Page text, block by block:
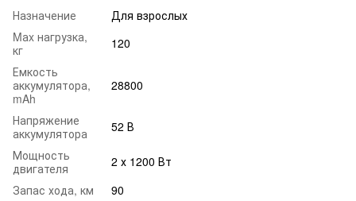
Назначение
Для взрослых
Mаx нагрузка,
кг
120
Емкость
аккумулятора,
mAh
28800
Напряжение
аккумулятора
52 В
Мощность
двигателя
2 х 1200 Вт
Запас хода, км
90